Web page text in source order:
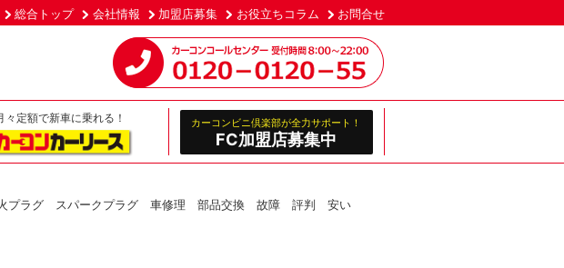
総合トップ 会社情報 加盟店募集 お役立ちコラム お問合せ
々定額で新車に乗れる！ カーコンビニ倶楽部が全力サポート！
FC加盟店募集中
ラグ スパークプラグ 車修理 部品交換 故障 評判 安い